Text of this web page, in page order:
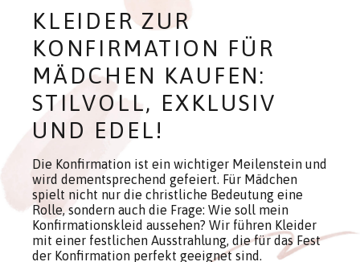
KLEIDER ZUR
KONFIRMATION FÜR
MÄDCHEN KAUFEN:
STILVOLL, EXKLUSIV
UND EDEL!
Die Konfirmation ist ein wichtiger Meilenstein und
wird dementsprechend gefeiert. Für Mädchen
spielt nicht nur die christliche Bedeutung eine
Rolle, sondern auch die Frage: Wie soll mein
Konfirmationskleid aussehen? Wir führen Kleider
mit einer festlichen Ausstrahlung, die für das Fest
der Konfirmation perfekt geeignet sind.